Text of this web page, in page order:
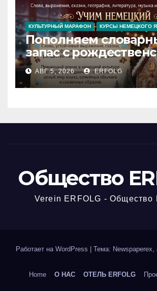
КУЛЬТУРНЫЙ МАРАФОН КУРСЫ НЕМЕЦКОГО
Пополняем
запас с
сказкой! Учим
вместе с
АВГ 5, 2026 ERFOLG
Общество
Verein ERFOLG - Общество
Работает на WordPress Тема: Newspaperex,
Home О НАС ОТЕЛЬ ERFOLG